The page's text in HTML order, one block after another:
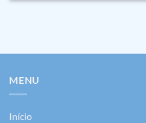
MENU
Início